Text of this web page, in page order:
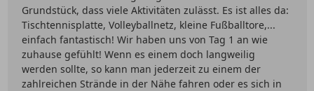
Grundstück, dass viele Aktivitäten zulässt. Es ist alles da:
Tischtennisplatte, Volleyballnetz, kleine Fußballtore,...
einfach fantastisch! Wir haben uns von Tag 1 an wie
zuhause gefühlt! Wenn es einem doch langweilig
werden sollte, so kann man jederzeit zu einem der
zahlreichen Strände in der Nähe fahren oder es sich in